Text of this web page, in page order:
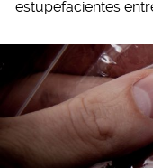
estupefacientes